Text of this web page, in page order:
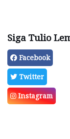
Siga Tulio
Facebook
Twitter
Instagram